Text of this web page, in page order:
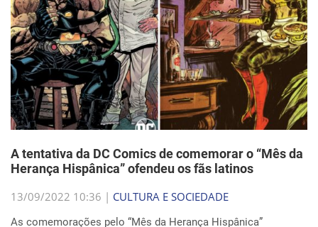
A tentativa da DC Comics de comemorar o “Mês da
Herança Hispânica” ofendeu os fãs latinos
13/09/2022 10:36 | CULTURA E SOCIEDADE
As comemorações pelo “Mês da Herança Hispânica”